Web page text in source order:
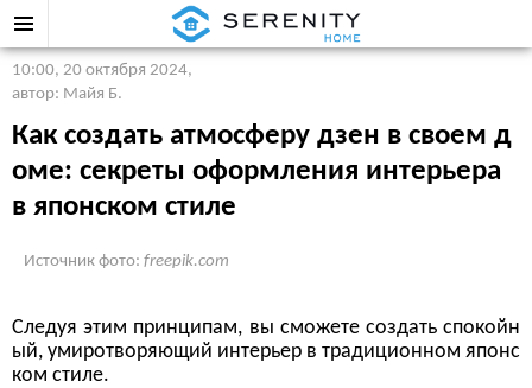
10:00, 20 октября 2024,
автор: Майя Б.
Как создать атмосферу дзен в своем д
оме: секреты оформления интерьера
в японском стиле
Источник фото: freepik.com
Следуя этим принципам, вы сможете создать спокойн
ый, умиротворяющий интерьер в традиционном японс
ком стиле.